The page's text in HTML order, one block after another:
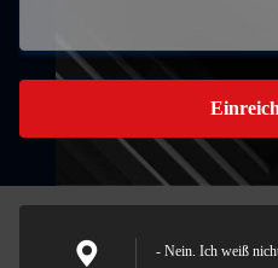
- Nein. Ich weiß